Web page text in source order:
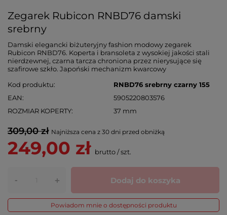
Zegarek Rubicon RNBD76 damski
srebrny
Damski elegancki biżuteryjny fashion modowy zegarek
Rubicon RNBD76. Koperta i bransoleta z wysokiej jakości stali
nierdzewnej, czarna tarcza chroniona przez nierysujące się
szafirowe szkło. Japoński mechanizm kwarcowy
Kod produktu
RNBD76 srebrny czarny 155
EAN
5905220803576
ROZMIAR KOPERTY
37 mm
309,00 zł Najniższa cena z 30 dni przed obniżką
249,00 zł brutto/szt.
- + Dodaj do koszyka
Powiadom mnie o dostępności produktu